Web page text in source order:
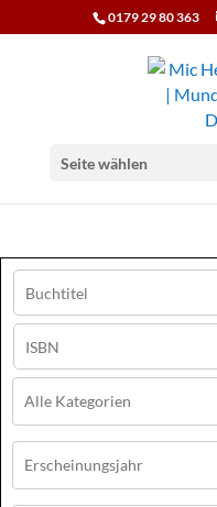
0179 29 80 363
Seite wählen